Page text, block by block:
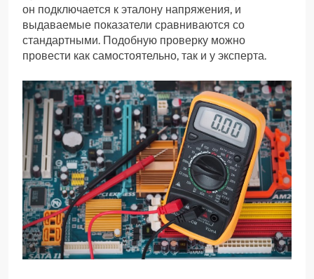
он подключается к эталону напряжения, и
выдаваемые показатели сравниваются со
стандартными. Подобную проверку можно
провести как самостоятельно, так и у эксперта.